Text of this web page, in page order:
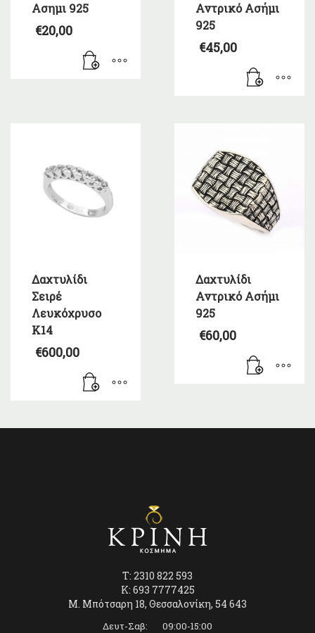
Ασημι 925
€20,00
Αντρικό Ασήμι
925
€45,00
Δαχτυλίδι
Σειρέ
Λευκόχρυσο
Κ14
€600,00
Δαχτυλίδι
Αντρικό Ασήμι
925
€60,00
T: 2310 822 593
K: 693 7777425
Μ. Μπότσαρη 18, Θεσσαλονίκη, 54 643
Δευτ-Σαβ: 09:00-15:00